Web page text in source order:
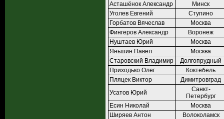
Асташёнок Александр
Минск
Уголев Евгений
Ступино
Горбатов Вячеслав
Москва
Фингеров Александр
Воронеж
Нуштаев Юрий
Москва
Яньшин Павел
Москва
Старовский Владимир
Долгопрудный
Приходько Олег
Коктебель
Пляцек Виктор
Димитровград
Усатов Юрий
Санкт-
Петербург
Есин Николай
Москва
Ширяев Антон
Волоколамск